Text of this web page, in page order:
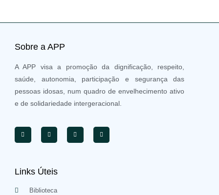
Sobre a APP
A APP visa a promoção da dignificação, respeito,
saúde, autonomia, participação e segurança das
pessoas idosas, num quadro de envelhecimento ativo
e de solidariedade intergeracional.
Links Úteis
Biblioteca